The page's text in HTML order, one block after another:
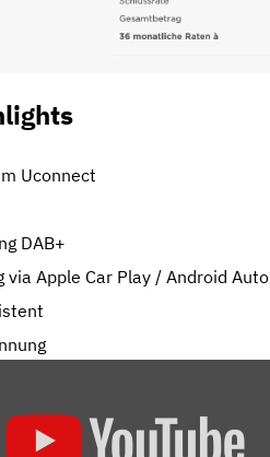
Uconnect
DAB+
Apple Car Play / Android Auto